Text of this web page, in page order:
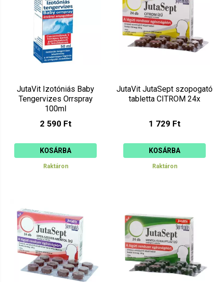
JutaVit Izotóniás Baby
Tengervizes Orrspray
100ml
2 590 Ft
KOSÁRBA
Raktáron
JutaVit JutaSept szopogató
tabletta CITROM 24x
1 729 Ft
KOSÁRBA
Raktáron